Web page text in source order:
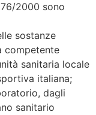
2000 sono
sostanze
competente
sanitaria locale
italiana;
dagli
sanitario